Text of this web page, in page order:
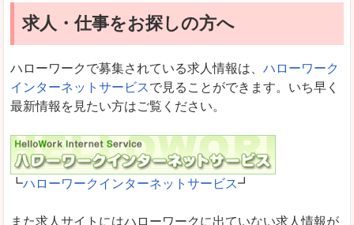
求人・仕事をお探しの方へ
ハローワークで募集されている求人情報は、 ハローワーク
インターネットサービスで見ることができます。いち早く
最新情報を見たい方はご覧ください。
┗ハローワークインターネットサービス┛
また求人サイトにはハローワークに出ていない求人情報が